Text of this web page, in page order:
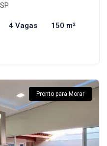
4 Vagas 150 m²
Pronto para Morar